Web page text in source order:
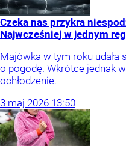
Czeka nas przykra
Najwcześniej w jednym
Majówka w tym roku udała
o pogodę. Wkrótce jednak
ochłodzenie.
3 maj 2026 13:50